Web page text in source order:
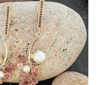
mon panier
APERÇU RAPIDE